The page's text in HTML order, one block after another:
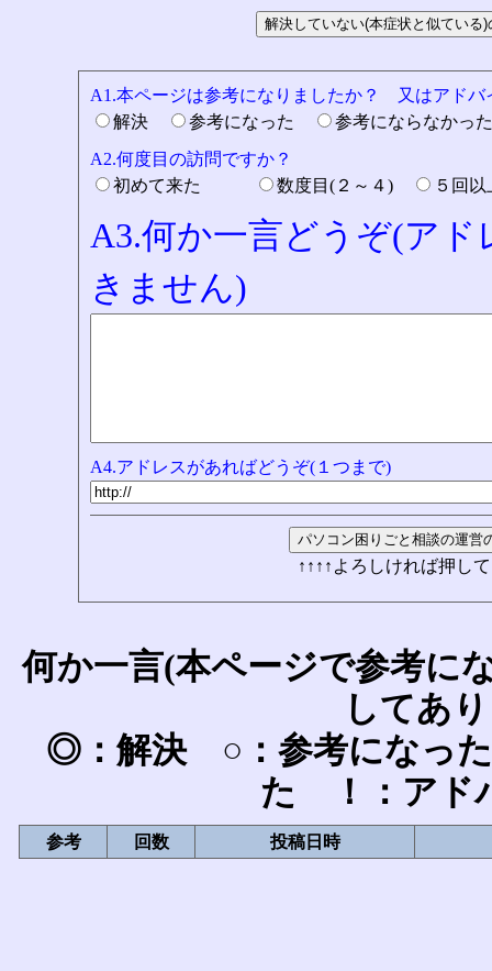
A1.本ページは参考になりましたか？ 又はアドバ
解決
参考になった
参考にならなか
A2.何度目の訪問ですか？
初めて来た
数度目(２～４) ５回
A3.何か一言どうぞ(ア
きません)
A4.アドレスがあればどうぞ(１つまで)
↑↑↑↑よろしければ押し
何か一言(本ページで参考に
してあ
◎：解決 ○：参考になっ
た ！：アド
参考 回数 投稿日時